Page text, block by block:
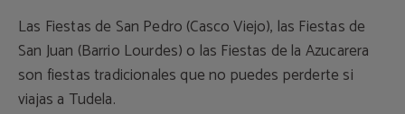
Las Fiestas de San Pedro (Casco Viejo), las Fiestas de
San Juan (Barrio Lourdes) o las Fiestas de la Azucarera
son fiestas tradicionales que no puedes perderte si
viajas a Tudela.